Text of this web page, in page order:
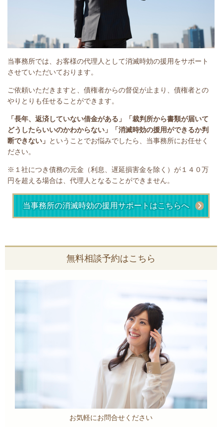
当事務所では、お客様の代理人として消滅時効の援用をサポート
させていただいております。
ご依頼いただきますと、債権者からの督促が止まり、債権者との
やりとりも任せることができます。
「長年、返済していない借金がある」
「裁判所から書類が届いて
どうしたらいいのかわからない」「消滅時効の援用ができるか判
断できない」 ということでお悩みでしたら、当事務所にお任せく
ださい。
※１社につき債務の元金（利息、遅延損害金を除く）が１４０万
円を超える場合は、代理人となることができません。
当事務所の消滅時効の援用サポートはこちらへ
無料相談予約はこちら
お気軽にお問合せください